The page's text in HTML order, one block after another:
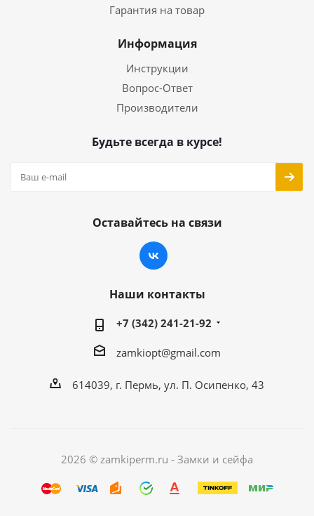
Гарантия на товар
Информация
Инструкции
Вопрос-Ответ
Производители
Будьте всегда в курсе!
Оставайтесь на связи
Наши контакты
+7 (342) 241-21-92
zamkiopt@gmail.com
614039, г. Пермь, ул. П. Осипенко, 43
2026 © zamkiperm.ru - Замки и сейфа